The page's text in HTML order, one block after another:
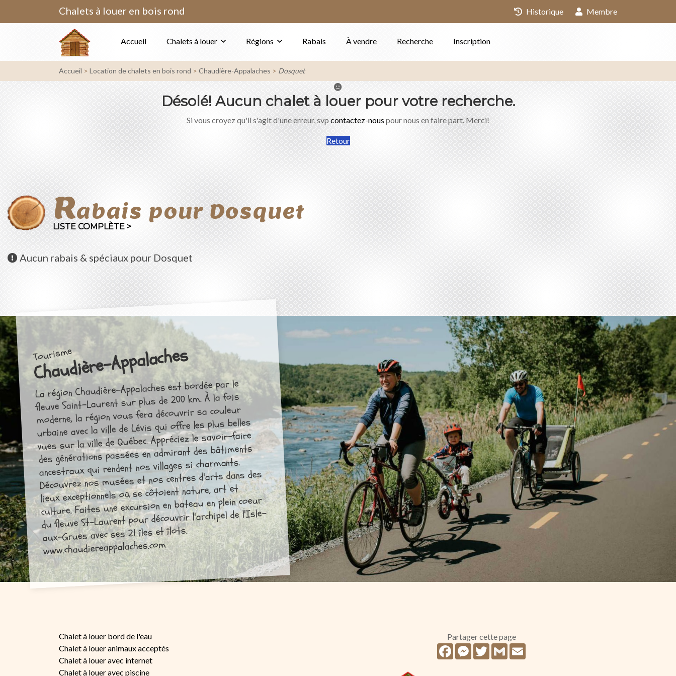
Chalets à louer en bois rond Historique Membre
Accueil Chalets à louer Régions Rabais À vendre Recherche Inscription
Accueil Location de chalets en bois rond Chaudière-Appalaches Dosquet
Désolé!Aucun chalet à louer pour votre recherche.
Si vous croyez qu'il s'agit d'une erreur, svpcontactez-nouspour nous en faire part. Merci!
Retour
Rabais pour Dosquet
LISTE COMPLÈTE >
Aucunrabais & spéciaux pour Dosquet
Tourisme
Chaudière-Appalaches
La région Chaudière-Appalaches est bordée par le
fleuve Saint-Laurent sur plus de 200 km. À la fois
moderne, la région vous fera découvrir sa couleur
urbaine avec la ville de Lévis qui offre les plus belles
vues sur la ville de Québec. Appréciez le savoir-faire
des générations passées en admirant des bâtiments
ancestraux qui rendent nos villages si charmants.
Découvrez nos musées et nos centres d'arts dans des
lieux exceptionnels où se côtoient nature, art et
culture. Faites une excursion en bateau en plein coeur
du fleuve St-Laurent pour découvrir l'archipel de l'Isle-
aux-Grues avec ses 21 îles et îlots.
www.chaudiereappalaches.com
Chalet à louer bord de l'eau
Chalet à louer animaux acceptés
Chalet à louer avec internet
Chalet à louer avec piscine
Partager cette page
FacebookMessenger
TwitterGmail